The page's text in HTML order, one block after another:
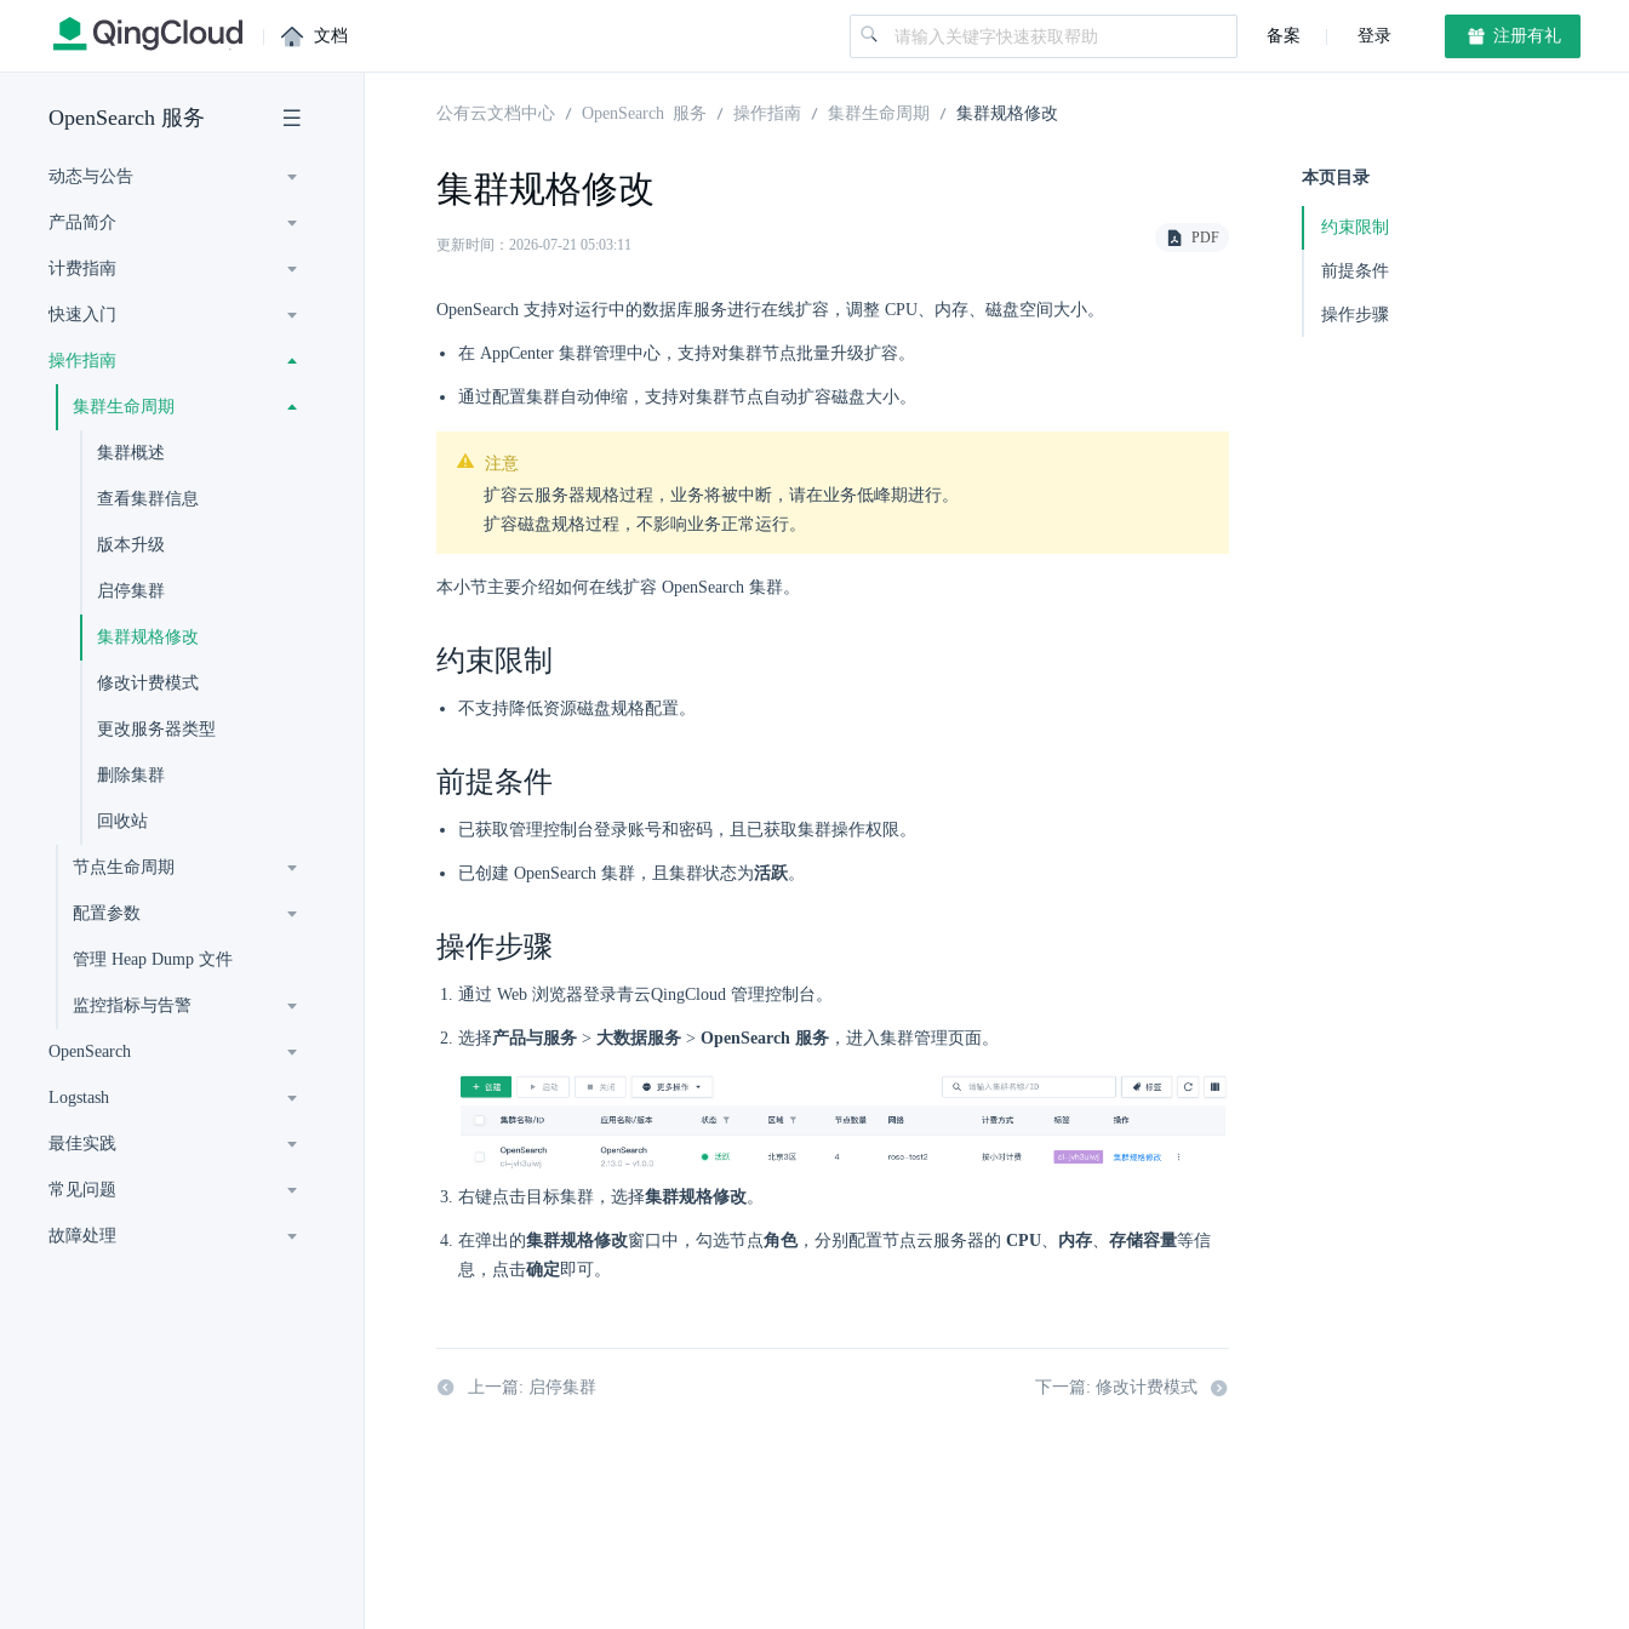
| 文档 备案 登录 注册有礼
OpenSearch 服务
动态与公告
产品简介
计费指南
快速入门
操作指南
集群生命周期
集群概述
查看集群信息
版本升级
启停集群
集群规格修改
修改计费模式
更改服务器类型
删除集群
回收站
节点生命周期
配置参数
管理 Heap Dump 文件
监控指标与告警
OpenSearch
Logstash
最佳实践
常见问题
故障处理
公有云文档中心 OpenSearch 服务 操作指南 集群生命周期 集群规格修改
集群规格修改
更新时间：2026-07-21 05:03:11 PDF
OpenSearch 支持对运行中的数据库服务进行在线扩容，调整 CPU、内存、磁盘空间大小。
在 AppCenter 集群管理中心，支持对集群节点批量升级扩容。
通过配置集群自动伸缩，支持对集群节点自动扩容磁盘大小。
注意
扩容云服务器规格过程，业务将被中断，请在业务低峰期进行。
扩容磁盘规格过程，不影响业务正常运行。
本小节主要介绍如何在线扩容 OpenSearch 集群。
约束限制
不支持降低资源磁盘规格配置。
前提条件
已获取管理控制台登录账号和密码，且已获取集群操作权限。
已创建 OpenSearch 集群，且集群状态为活跃。
操作步骤
通过 Web 浏览器登录青云QingCloud 管理控制台。
选择产品与服务 > 大数据服务 > OpenSearch 服务 ，进入集群管理页面。
右键点击目标集群，选择集群规格修改。
在弹出的集群规格修改窗口中，勾选节点角色，分别配置节点云服务器的 CPU、 内存、 存储容量等信
息，点击确定即可。
上一篇: 启停集群 下一篇: 修改计费模式
本页目录
约束限制
前提条件
操作步骤